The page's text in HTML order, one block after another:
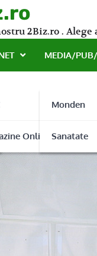
2Biz.ro .
Online
MEDIA/PUB/
Monden
Sanatate